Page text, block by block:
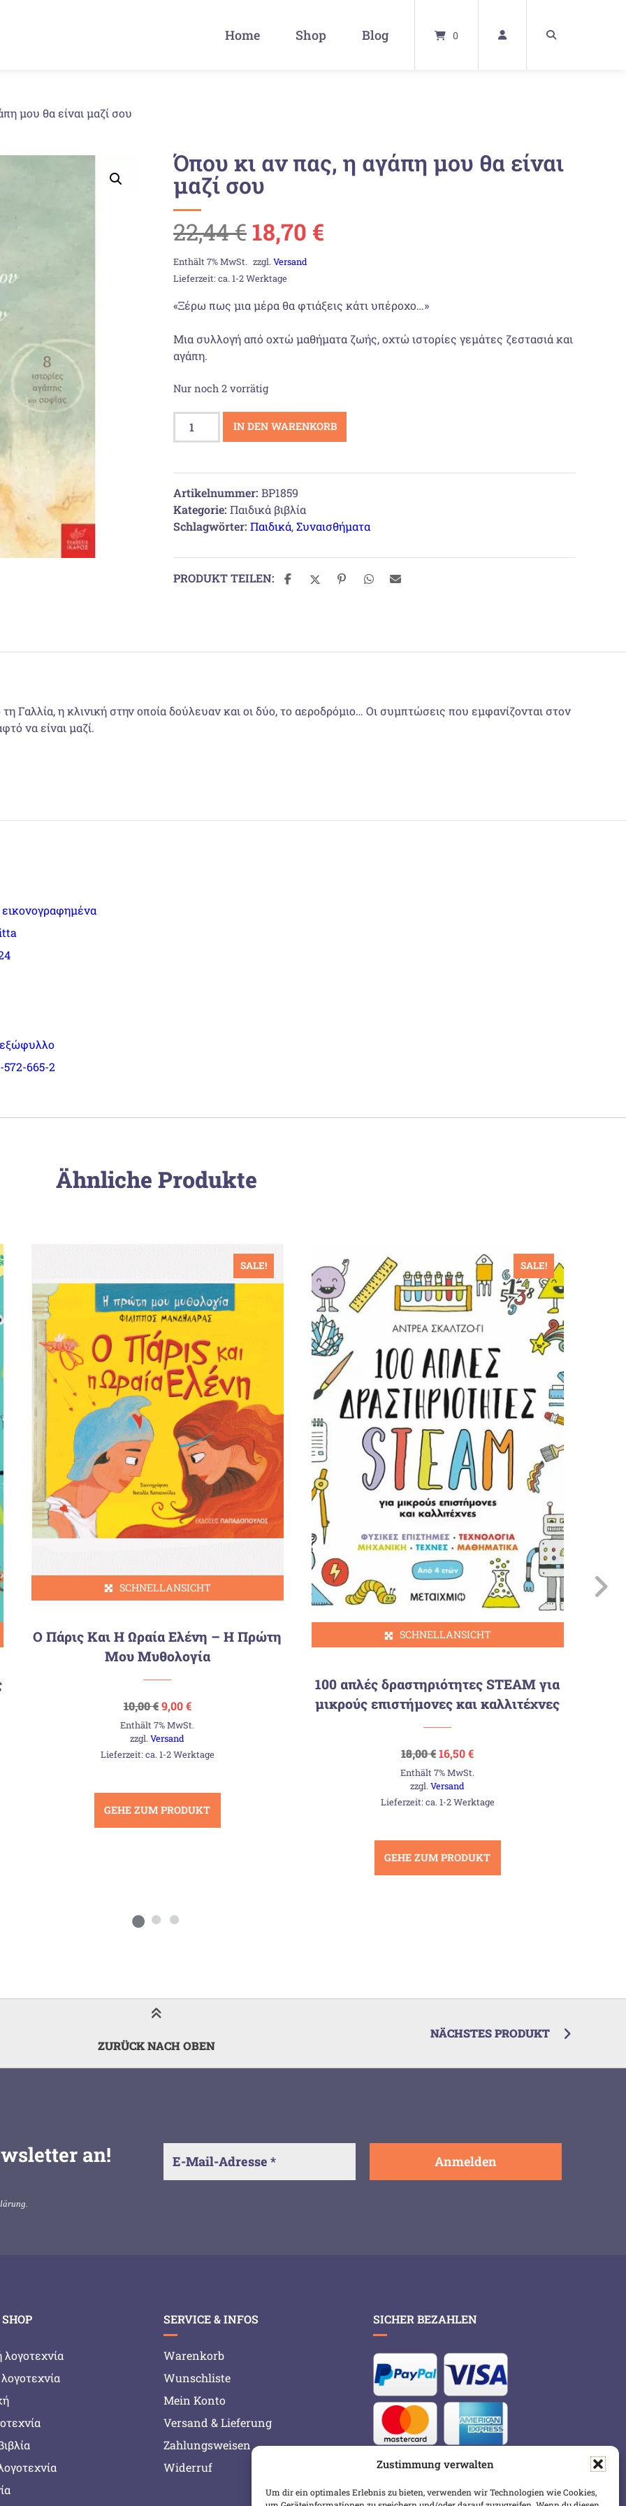
Zustimmung verwalten
Um dir ein optimales Erlebnis zu bieten, verwenden wir Technologien wie Cookies,
Home Shop Blog 0
μου θα είναι μαζί σου
Όπου κι αν πας, η αγάπη μου θα είναι
μαζί σου
22,44€ Ursprünglicher
Preis
war:
22,44 €
18,70 €
ist:
18,70 €.
Enthält 7% MwSt. zzgl. Versand
Lieferzeit: ca. 1-2 Werktage
«Ξέρω πως μια μέρα θα φτιάξεις κάτι υπέροχο…»
Μια συλλογή από οχτώ μαθήματα ζωής, οχτώ ιστορίες γεμάτες ζεστασιά και
αγάπη.
Nur noch 2 vorrätig
Όπου
πας,
η
αγάπη
μου
θα
σου
IN DEN WARENKORB
Artikelnummer: BP1859
Kategorie: Παιδικά βιβλία
Schlagwörter: Παιδικά,Συναισθήματα
PRODUKT TEILEN:
Γαλλία, η κλινική στην οποία δούλευαν και οι δύο, το αεροδρόμιο… Οι συμπτώσεις που εμφανίζονται στον
να είναι μαζί.
εικονογραφημένα
572-665-2
Ähnliche Produkte
SALE!
SCHNELLANSICHT
Ο Πάρις Και Η Ωραία Ελένη – Η Πρώτη
Μου Μυθολογία
10,00€Ursprünglicher
Preis
war:
10,00 €
9,00€Aktueller
ist:
Enthält 7% MwSt.
zzgl.Versand
Lieferzeit: ca. 1-2 Werktage
GEHE ZUM PRODUKT
SALE!
SCHNELLANSICHT
100 απλές δραστηριότητες STEAM για
μικρούς επιστήμονες και καλλιτέχνες
18,00€Ursprünglicher
Preis
war:
18,00 €
16,50€Aktueller
ist:
Enthält 7% MwSt.
zzgl.Versand
Lieferzeit: ca. 1-2 Werktage
GEHE ZUM PRODUKT
NÄCHSTES PRODUKT
ZURÜCK NACH OBEN
an!
.
λογοτεχνία
SERVICE & INFOS
Warenkorb
Wunschliste
Mein Konto
Versand & Lieferung
Zahlungsweisen
Widerruf
SICHER BEZAHLEN